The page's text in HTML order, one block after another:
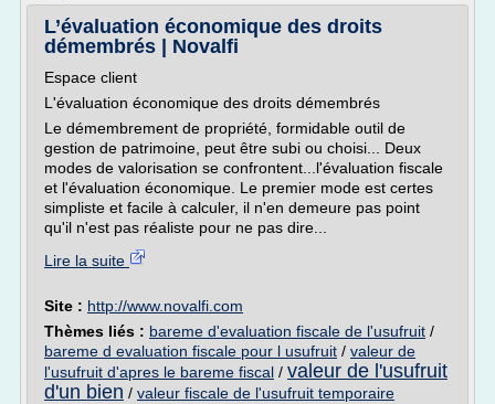
L’évaluation économique des droits
démembrés | Novalfi
Espace client
L'évaluation économique des droits démembrés
Le démembrement de propriété, formidable outil de
gestion de patrimoine, peut être subi ou choisi... Deux
modes de valorisation se confrontent...l'évaluation fiscale
et l'évaluation économique. Le premier mode est certes
simpliste et facile à calculer, il n'en demeure pas point
qu'il n'est pas réaliste pour ne pas dire...
Lire la suite
Site : http://www.novalfi.com
Thèmes liés : bareme d'evaluation fiscale de l'usufruit /
bareme d evaluation fiscale pour l usufruit / valeur de
l'usufruit d'apres le bareme fiscal / valeur de l'usufruit
d'un bien / valeur fiscale de l'usufruit temporaire